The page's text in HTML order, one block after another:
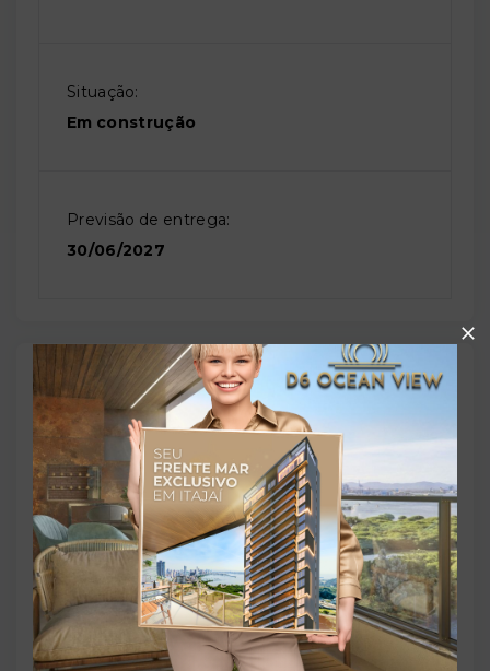
Situação:
Em construção
Previsão de entrega:
30/06/2027
Localização
Avenida Cásper Líbero, 452 - Centro - São Paulo/SP
01033-000
+
−